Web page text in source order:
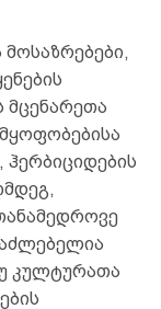
მცენარეთა
ჰერბიციდების
კულტურათა